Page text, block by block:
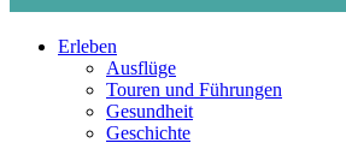
Erleben
Ausflüge
Touren und Führungen
Gesundheit
Geschichte